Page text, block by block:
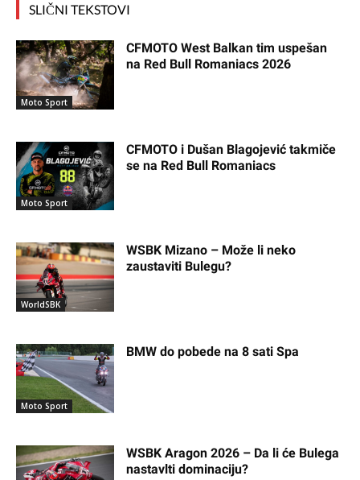
SLIČNI TEKSTOVI
Moto Sport
CFMOTO West Balkan tim uspešan
na Red Bull Romaniacs 2026
Moto Sport
CFMOTO i Dušan Blagojević takmiče
se na Red Bull Romaniacs
WorldSBK
WSBK Mizano – Može li neko
zaustaviti Bulegu?
Moto Sport
BMW do pobede na 8 sati Spa
WSBK Aragon 2026 – Da li će Bulega
nastavlti dominaciju?